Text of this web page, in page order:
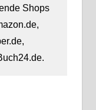
Shops